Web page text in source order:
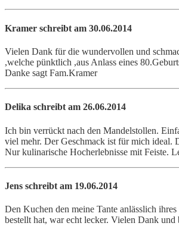
Kramer schreibt am 30.06.2014
Vielen Dank für die wundervollen und
,welche pünktlich ,aus Anlass eines
Danke sagt Fam.Kramer
Delika schreibt am 26.06.2014
Ich bin verrückt nach den Mandelstollen.
viel mehr. Der Geschmack ist für mich ideal.
Nur kulinarische Hocherlebnisse mit Feiste.
Jens schreibt am 19.06.2014
Den Kuchen den meine Tante anlässlich
bestellt hat, war echt lecker. Vielen Dank und